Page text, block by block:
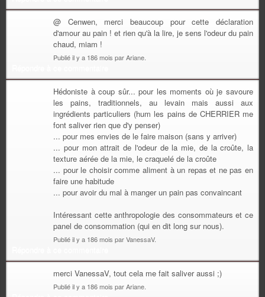
@ Cenwen, merci beaucoup pour cette déclaration
d'amour au pain ! et rien qu'à la lire, je sens l'odeur du pain
chaud, miam !
Publié il y a 186 mois par Ariane.
Hédoniste à coup sûr... pour les moments où je savoure
les pains, traditionnels, au levain mais aussi aux
ingrédients particuliers (hum les pains de CHERRIER me
font saliver rien que d'y penser)
... pour mes envies de le faire maison (sans y arriver)
... pour mon attrait de l'odeur de la mie, de la croûte, la
texture aérée de la mie, le craquelé de la croûte
... pour le choisir comme aliment à un repas et ne pas en
faire une habitude
... pour avoir du mal à manger un pain pas convaincant
Intéressant cette anthropologie des consommateurs et ce
panel de consommation (qui en dit long sur nous).
Publié il y a 186 mois par VanessaV.
merci VanessaV, tout cela me fait saliver aussi ;)
Publié il y a 186 mois par Ariane.